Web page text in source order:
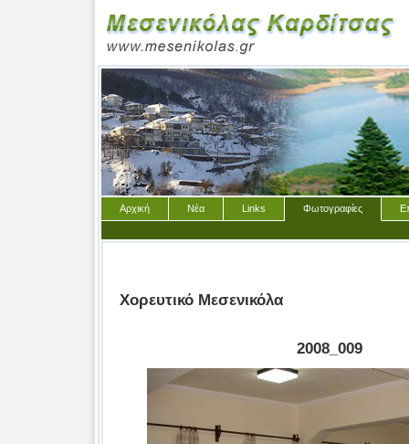
Αρχική Νέα Links Φωτογραφίες
Χορευτικό Μεσενικόλα
2008_009